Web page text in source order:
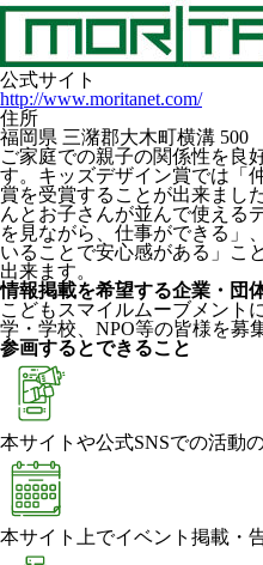
公式サイト
http://www.moritanet.com/
住所
福岡県 三潴郡大木町横溝 500
ご家庭での親子の関係性を良
す。キッズデザイン賞では「
賞を受賞することが出来まし
んとお子さんが並んで使える
を見ながら、仕事ができる」
いることで安心感がある」こ
出来ます。
情報掲載を希望する企業・団
こどもスマイルムーブメント
学・学校、NPO等の皆様を募
参画するとできること
本サイトや公式SNSでの活動
本サイト上でイベント掲載・